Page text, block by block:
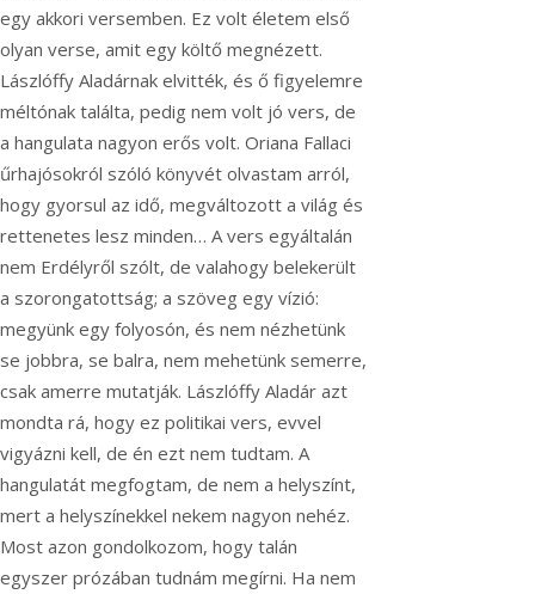
egy akkori versemben. Ez volt életem első
olyan verse, amit egy költő megnézett.
Lászlóffy Aladárnak elvitték, és ő figyelemre
méltónak találta, pedig nem volt jó vers, de
a hangulata nagyon erős volt. Oriana Fallaci
űrhajósokról szóló könyvét olvastam arról,
hogy gyorsul az idő, megváltozott a világ és
rettenetes lesz minden… A vers egyáltalán
nem Erdélyről szólt, de valahogy belekerült
a szorongatottság; a szöveg egy vízió:
megyünk egy folyosón, és nem nézhetünk
se jobbra, se balra, nem mehetünk semerre,
csak amerre mutatják. Lászlóffy Aladár azt
mondta rá, hogy ez politikai vers, evvel
vigyázni kell, de én ezt nem tudtam. A
hangulatát megfogtam, de nem a helyszínt,
mert a helyszínekkel nekem nagyon nehéz.
Most azon gondolkozom, hogy talán
egyszer prózában tudnám megírni. Ha nem